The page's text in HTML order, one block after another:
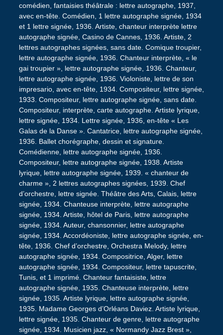
comédien, fantaisies théâtrale : lettre autographe, 1937,
avec en-tête. Comédien, 1 lettre autographe signée, 1934
et 1 lettre signée, 1936. Artiste, chanteur interprète lettre
autographe signée, Casino de Cannes, 1936. Artiste, 2
lettres autographes signées, sans date. Comique troupier,
lettre autographe signée, 1936. Chanteur interprète, « le
gai troupier », lettre autographe signée, 1936. Chanteur,
lettre autographe signée, 1936. Violoniste, lettre de son
impresario, avec en-tête, 1934. Compositeur, lettre signée,
1933. Compositeur, lettre autographe signée, sans date.
Compositeur, interprète, carte autographe. Artiste lyrique,
lettre signée, 1934. Lettre signée, 1936, en-tête « Les
Galas de la Danse ». Cantatrice, lettre autographe signée,
1936. Ballet chorégraphe, dessin et signature.
Comédienne, lettre autographe signée, 1936.
Compositeur, lettre autographe signée, 1938. Artiste
lyrique, lettre autographe signée, 1939. « chanteur de
charme », 2 lettres autographes signées, 1939. Chef
d’orchestre, lettre signée. Théâtre des Arts, Calais, lettre
signée, 1934. Chanteuse interprète, lettre autographe
signée, 1934. Artiste, hôtel de Paris, lettre autographe
signée, 1934. Auteur, chansonnier, lettre autographe
signée, 1934. Accordéoniste, lettre autographe signée, en-
tête, 1936. Chef d’orchestre, Orchestra Melody, lettre
autographe signée, 1934. Compositrice, Alger, lettre
autographe signée, 1934. Compositeur, lettre tapuscrite,
Tunis, et 1 imprimé. Chanteur fantaisiste, lettre
autographe signée, 1935. Chanteuse interprète, lettre
signée, 1935. Artiste lyrique, lettre autographe signée,
1935. Madame Georges d’Orléans Daviez. Artiste lyrique,
lettre signée, 1935. Chanteur de genre, lettre autographe
signée, 1934. Musicien jazz, « Normandy Jazz Brest »,